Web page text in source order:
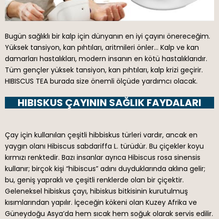
Bugün sağlıklı bir kalp için dünyanın en iyi çayını önereceğim.
Yüksek tansiyon, kan pıhtıları, aritmileri önler… Kalp ve kan
damarları hastalıkları, modern insanın en kötü hastalıklarıdır.
Tüm gençler yüksek tansiyon, kan pıhtıları, kalp krizi geçirir.
HIBISCUS TEA burada size önemli ölçüde yardımcı olacak.
HIBISKUS ÇAYININ SAĞLIK FAYDALARI
Çay için kullanılan çeşitli hibbiskus türleri vardır, ancak en
yaygın olanı Hibiscus sabdariffa L. türüdür. Bu çiçekler koyu
kırmızı renktedir. Bazı insanlar ayrıca Hibiscus rosa sinensis
kullanır; birçok kişi “hibiscus” adını duyduklarında aklına gelir;
bu, geniş yapraklı ve çeşitli renklerde olan bir çiçektir.
Geleneksel hibiskus çayı, hibiskus bitkisinin kurutulmuş
kısımlarından yapılır. İçeceğin kökeni olan Kuzey Afrika ve
Güneydoğu Asya’da hem sıcak hem soğuk olarak servis edilir.